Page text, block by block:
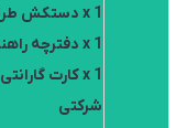
1 x دستکش طراحی
1 x دفترچه راهنما
1 x کارت گارانتی
شرکتی